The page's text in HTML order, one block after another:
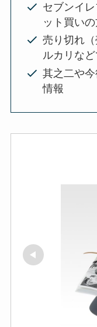
セブンイ
ット買い
売り切れ
ルカリな
其之二や
情報